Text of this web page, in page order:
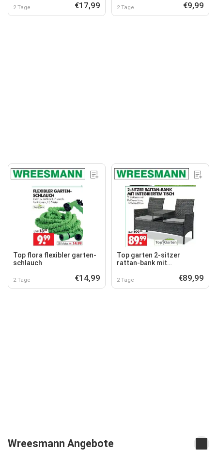
2 Tage €17,99 2 Tage €9,99
Top flora flexibler garten-
schlauch
2 Tage €14,99
Top garten 2-sitzer
rattan-bank mit
2 Tage €89,99
Wreesmann Angebote